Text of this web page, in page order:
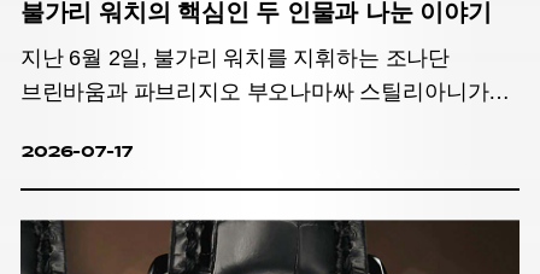
불가리 워치의 핵심인 두 인물과 나눈 이야기
지난 6월 2일, 불가리 워치를 지휘하는 조나단
브린바움과 파브리지오 부오나마싸 스틸리아니가
세계를 바라보는 두 인물의 시선이 교차하는
지점에서 맞닿은 불가리 워치의 세계, 그리고 새롭게
진화한 옥토 피니씨모 37mm에 관한 이야기를
나눴다.
2026-07-17